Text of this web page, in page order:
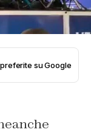
su Google